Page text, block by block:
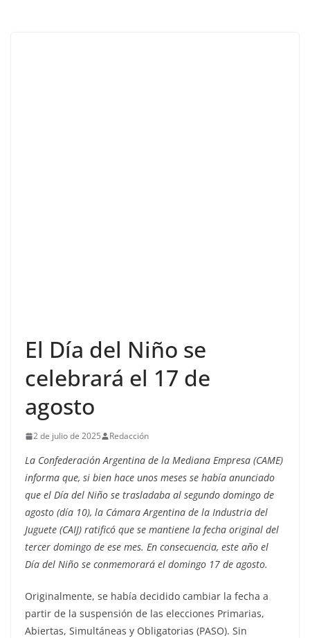
El Día del Niño se
celebrará el 17 de
agosto
2 de julio de 2025 Redacción
La Confederación Argentina de la Mediana Empresa (CAME)
informa que, si bien hace unos meses se había anunciado
que el Día del Niño se trasladaba al segundo domingo de
agosto (día 10), la Cámara Argentina de la Industria del
Juguete (CAIJ) ratificó que se mantiene la fecha original del
tercer domingo de ese mes. En consecuencia, este año el
Día del Niño se conmemorará el domingo 17 de agosto.
Originalmente, se había decidido cambiar la fecha a
partir de la suspensión de las elecciones Primarias,
Abiertas, Simultáneas y Obligatorias (PASO). Sin